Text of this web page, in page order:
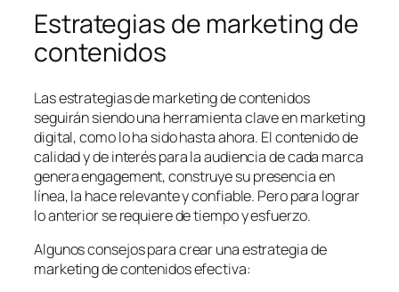
Estrategias de marketing de
contenidos
Las estrategias de marketing de contenidos
seguirán siendo una herramienta clave en marketing
digital, como lo ha sido hasta ahora. El contenido de
calidad y de interés para la audiencia de cada marca
genera engagement, construye su presencia en
línea, la hace relevante y confiable. Pero para lograr
lo anterior se requiere de tiempo y esfuerzo.
Algunos consejos para crear una estrategia de
marketing de contenidos efectiva: